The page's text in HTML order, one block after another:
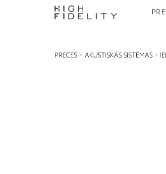
PRECES > AKUSTISKĀS SISTĒMAS >